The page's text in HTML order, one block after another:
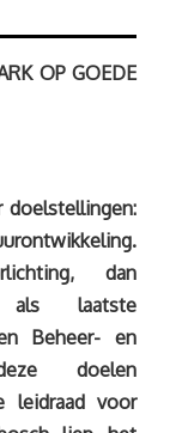
OP GOEDE
doelstellingen:
dan
als laatste
Beheer- en
doelen
leidraad voor